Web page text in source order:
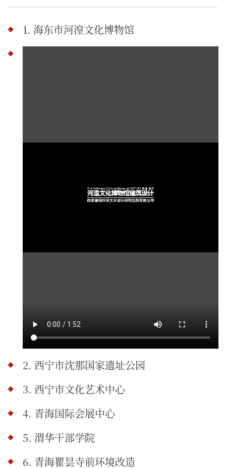
1. 海东市河湟文化博物馆
2. 西宁市沈那国家遗址公园
3. 西宁市文化艺术中心
4. 青海国际会展中心
5. 渭华干部学院
6. 青海瞿昙寺前环境改造